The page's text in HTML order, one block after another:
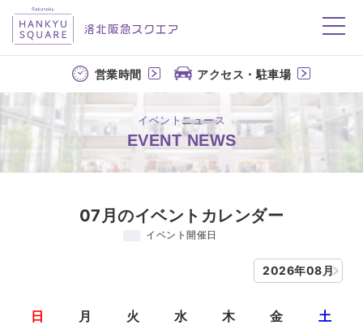
洛北阪急スクエア
営業時間 アクセス・駐車場
イベントニュース
EVENT NEWS
07月のイベントカレンダー
イベント開催日
2026年08月
日 月 火 水 木 金 土